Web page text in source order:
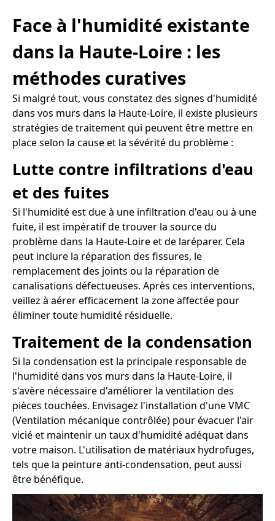
Face à l'humidité existante
dans la Haute-Loire : les
méthodes curatives
Si malgré tout, vous constatez des signes d'humidité
dans vos murs dans la Haute-Loire, il existe plusieurs
stratégies de traitement qui peuvent être mettre en
place selon la cause et la sévérité du problème :
Lutte contre infiltrations d'eau
et des fuites
Si l'humidité est due à une infiltration d'eau ou à une
fuite, il est impératif de trouver la source du
problème dans la Haute-Loire et de laréparer. Cela
peut inclure la réparation des fissures, le
remplacement des joints ou la réparation de
canalisations défectueuses. Après ces interventions,
veillez à aérer efficacement la zone affectée pour
éliminer toute humidité résiduelle.
Traitement de la condensation
Si la condensation est la principale responsable de
l'humidité dans vos murs dans la Haute-Loire, il
s'avère nécessaire d'améliorer la ventilation des
pièces touchées. Envisagez l'installation d'une VMC
(Ventilation mécanique contrôlée) pour évacuer l'air
vicié et maintenir un taux d'humidité adéquat dans
votre maison. L'utilisation de matériaux hydrofuges,
tels que la peinture anti-condensation, peut aussi
être bénéfique.